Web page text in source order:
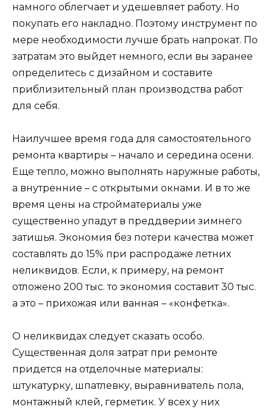
намного облегчает и удешевляет работу. Но
покупать его накладно. Поэтому инструмент по
мере необходимости лучше брать напрокат. По
затратам это выйдет немного, если вы заранее
определитесь с дизайном и составите
приблизительный план производства работ
для себя.
Наилучшее время года для самостоятельного
ремонта квартиры – начало и середина осени.
Еще тепло, можно выполнять наружные работы,
а внутренние – с открытыми окнами. И в то же
время цены на стройматериалы уже
существенно упадут в преддверии зимнего
затишья. Экономия без потери качества может
составлять до 15% при распродаже летних
неликвидов. Если, к примеру, на ремонт
отложено 200 тыс. то экономия составит 30 тыс.
а это – прихожая или ванная – «конфетка».
О неликвидах следует сказать особо.
Существенная доля затрат при ремонте
придется на отделочные материалы:
штукатурку, шпатлевку, выравниватель пола,
монтажный клей, герметик. У всех у них